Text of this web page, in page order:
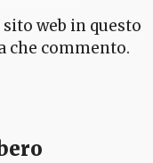
web in questo
che commento.